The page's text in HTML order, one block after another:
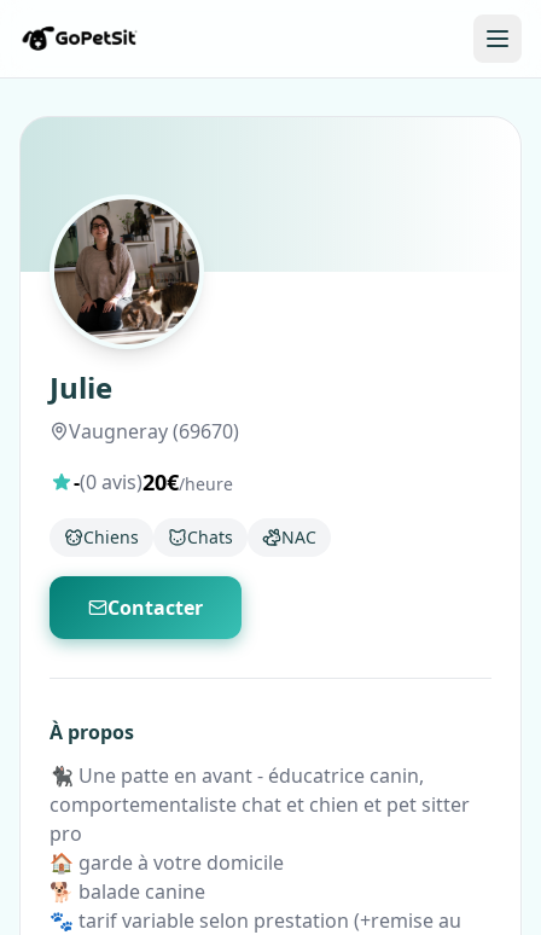
Julie
Vaugneray (69670)
-(0 avis)20€/heure
Chiens Chats NAC
Contacter
À propos
🐈‍⬛ Une patte en avant - éducatrice canin,
comportementaliste chat et chien et pet sitter
pro
🏠 garde à votre domicile
🐕 balade canine
🐾 tarif variable selon prestation (+remise au